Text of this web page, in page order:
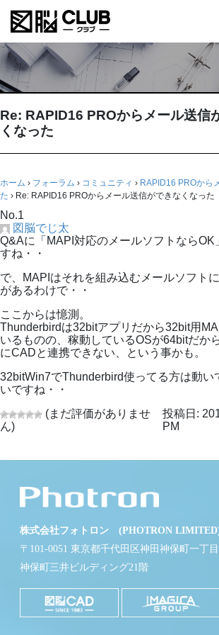
Re: RAPID16 PROからメール送信
くなった
ホーム › フォーラム › コミュニティ › RAPID16 PROから
た › Re: RAPID16 PROからメール送信ができなくなった
No.1
図脳でじ太
Q&Aに「MAPI対応のメールソフトならOK
すね・・
で、MAPIはそれを組み込むメールソフト
があるわけで・・
ここからは憶測。
Thunderbirdは32bitアプリだから32bit用
いるものの、稼動しているOSが64bitだか
にCADと連携できない、という事かも。
32bitWin7でThunderbird使ってる方は動い
いですね・・
(まだ評価がありませ
ん)
投稿日:
PM
株式会社フォトロン (PHOTRON
〒101-0051 東京都千代田区神田神保町一丁
神保町三井ビルディング21階